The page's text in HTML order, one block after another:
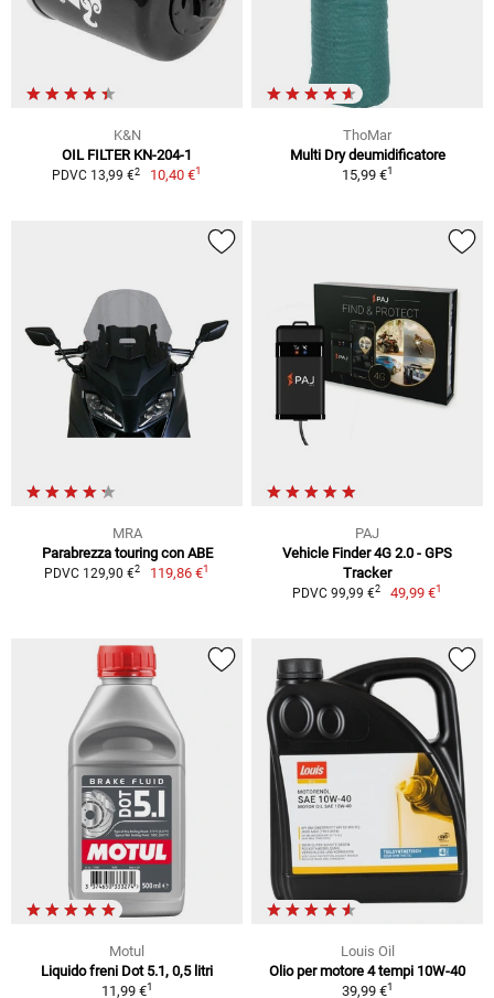
K&N
OIL FILTER KN-204-1
PDVC 13,99 €2 10,40 €1
ThoMar
Multi Dry deumidificatore
15,99 €1
MRA
Parabrezza touring con ABE
PDVC 129,90 €2 119,86 €1
PAJ
Vehicle Finder 4G 2.0 - GPS
Tracker
PDVC 99,99 €2 49,99 €1
Motul
Liquido freni Dot 5.1, 0,5 litri
11,99 €1
Louis Oil
Olio per motore 4 tempi 10W-40
39,99 €1